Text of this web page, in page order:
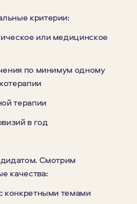
критерии:
или медицинское
по минимум одному
терапии
в год
Смотрим
качества:
конкретными темами